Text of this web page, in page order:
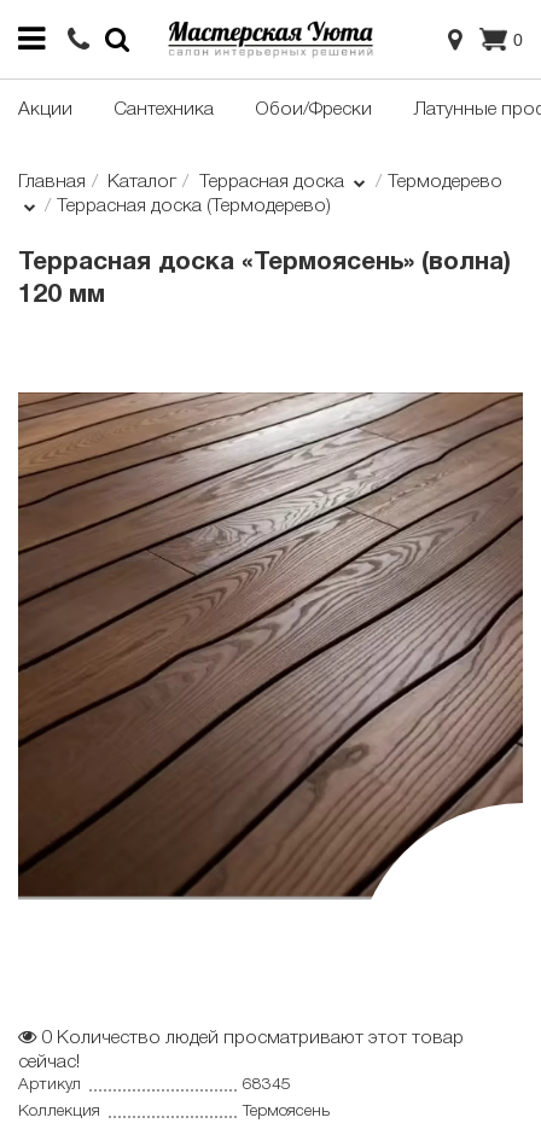
0
Акции Сантехника Обои/Фрески Латунные
Главная Каталог Террасная доска
Термодерево
Террасная доска (Термодерево)
Террасная доска «Термоясень» (волна)
120 мм
0 Количество людей просматривают этот товар
сейчас!
Артикул
68345
Коллекция
Термоясень